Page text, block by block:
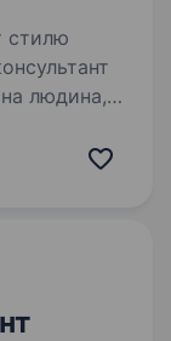
людина,
щоб